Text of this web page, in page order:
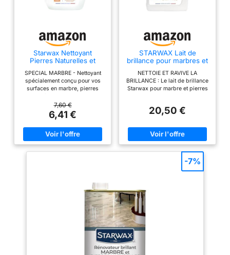
Starwax Nettoyant
Pierres Naturelles et
SPECIAL MARBRE - Nettoyant
spécialement conçu pour vos
surfaces en marbre, pierres
bleues, pierres naturelles
polies. NETTOYANT MULTI-
USAGES pour vos surfaces en
marbres ou pierres naturelles
polies comme vos meubles de
salle de bain, plan de travail,
table, pierres tombales… APTE
environ 20cm de la surface.
Etaler avec une éponge humide.
Laisser agir quelques minutes.
Nettoyer, rincer puis essuyer
avec une microfibre. NOTRE
ENGAGEMENT : Engagé dans
une démarche responsable,
Starwax œuvre pour réduire le
plastique vierge, remplacer par
7,60 €
6,41 €
STARWAX Lait de
brillance pour marbres et
NETTOIE ET RAVIVE LA
BRILLANCE : Le lait de brillance
Starwax pour marbre et pierres
naturelles (travertin, pierres de
comblanchien...) RENFORCE
L'EFFET DU RENOVATEUR
PROTECTEUR MARBRE : le lait
de brillance renforce la
brillance et l'effet protecteur du
rénovateur brillant protecteur
marbre et pierres naturelles, y
terrazzo et béton ciré NON
GLISSANT ET SANS RINCAGE :
sa formule sans rinçage offre
une utilisation simple et rapide.
Non glissant le lait de brillance
permet une utilisation immédiate
directement après application.
MODO D'USO: 1-2 volte al
20,50 €
-7%